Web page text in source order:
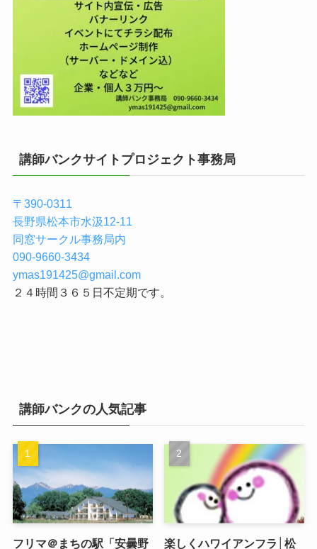
講師バンクサイトプロジェクト事務局
〒390-0311
長野県松本市水汲12-11
同窓サークル事務局内
090-9660-3434
ymas191425@gmail.com
２４時間３６５日不定期です。
講師バンクの人気記事
フリマ＠まちの駅「安曇野
楽しくハワイアンフラ│松